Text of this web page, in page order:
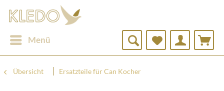
Menü
Übersicht Ersatzteile für Can Kocher